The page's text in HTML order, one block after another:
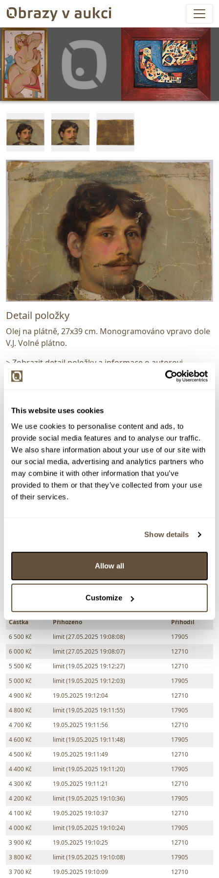
This website uses cookies
We use cookies to personalise content and ads, to
provide social media features and to analyse our traffic.
We also share information about your use of our site with
our social media, advertising and analytics partners who
may combine it with other information that you’ve
provided to them or that they’ve collected from your use
of their services.
Show details
Allow all
Customize
Detail položky
Olej na plátně, 27x39 cm. Monogramováno vpravo dole
V.J. Volné plátno.
> Zobrazit detail položky a informace o autorovi
VYDRAŽENO POSOUZENO ZNALCEM
Václav Jansa
139453. Autoportrét
Dražba ukončena:
28.05.2025 21:41:00
Vyvolávací cena:
Chcete prodat obraz od stejného autora?
> Zobrazit informaci jak prodat obraz v aukci
Částka Přihozeno
Přihodil
6 500 Kč
limit (27.05.2025 19:08:08)
17905
6 000 Kč
limit (27.05.2025 19:08:07)
12710
5 500 Kč
limit (19.05.2025 19:12:27)
12710
5 000 Kč
limit (19.05.2025 19:12:03)
17905
4 900 Kč
19.05.2025 19:12:04
12710
4 800 Kč
limit (19.05.2025 19:11:55)
17905
4 700 Kč
19.05.2025 19:11:56
12710
4 600 Kč
limit (19.05.2025 19:11:48)
17905
4 500 Kč
19.05.2025 19:11:49
12710
4 400 Kč
limit (19.05.2025 19:11:20)
17905
4 300 Kč
19.05.2025 19:11:21
12710
4 200 Kč
limit (19.05.2025 19:10:36)
17905
4 100 Kč
19.05.2025 19:10:37
12710
4 000 Kč
limit (19.05.2025 19:10:24)
17905
3 900 Kč
19.05.2025 19:10:25
12710
3 800 Kč
limit (19.05.2025 19:10:08)
17905
3 700 Kč
19.05.2025 19:10:09 12710